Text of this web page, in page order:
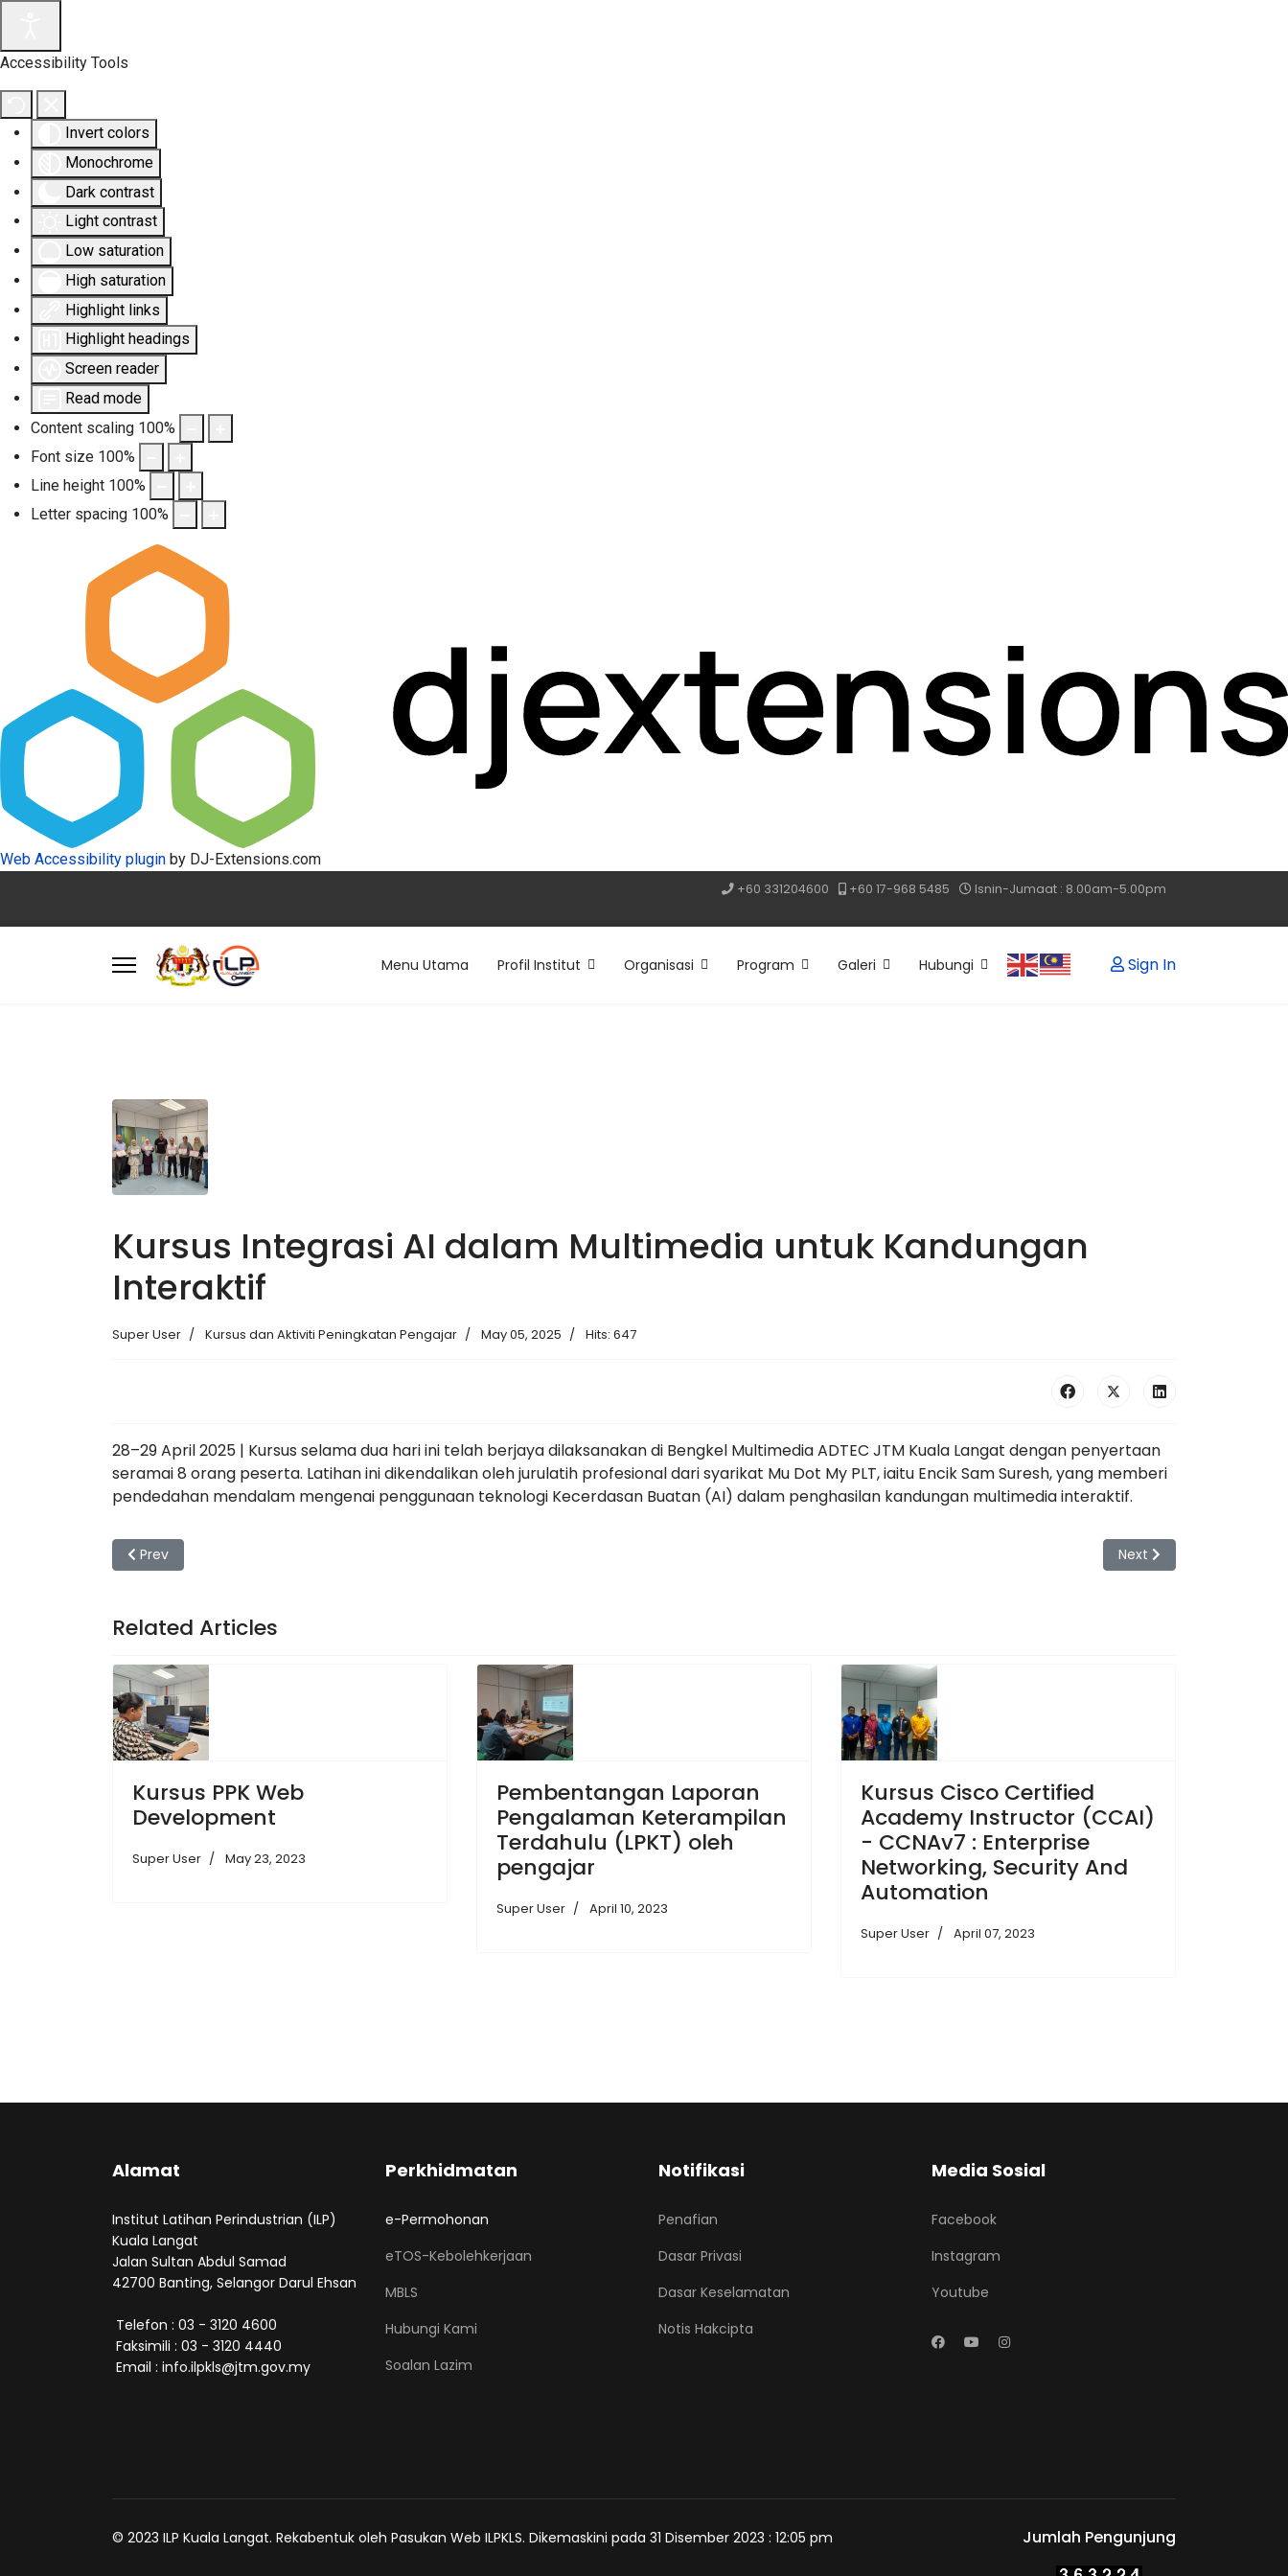
Accessibility Tools
Invert colors
Monochrome
Dark contrast
Light contrast
Low saturation
High saturation
Highlight links
Highlight headings
Screen reader
Read mode
Content scaling 100%
Font size 100%
Line height 100%
Letter spacing 100%
Web Accessibility plugin by DJ-Extensions.com
+60 331204600 +60 17-968 5485 Isnin-Jumaat : 8.00am-5.00pm
Menu Utama Profil Institut Organisasi Program Galeri Hubungi Sign In
Kursus Integrasi AI dalam Multimedia untuk Kandungan
Interaktif
Super User Kursus dan Aktiviti Peningkatan Pengajar May 05, 2025 Hits: 647
28–29 April 2025 | Kursus selama dua hari ini telah berjaya dilaksanakan di Bengkel Multimedia ADTEC JTM Kuala Langat dengan penyertaan
seramai 8 orang peserta. Latihan ini dikendalikan oleh jurulatih profesional dari syarikat Mu Dot My PLT, iaitu Encik Sam Suresh, yang memberi
pendedahan mendalam mengenai penggunaan teknologi Kecerdasan Buatan (AI) dalam penghasilan kandungan multimedia interaktif.
Previous article: Kursus Docker Fundamentals
Prev Next article: Webinar
Next
Related Articles
Kursus PPK Web
Development
Super User May 23, 2023
Pembentangan Laporan
Pengalaman Keterampilan
Terdahulu (LPKT) oleh
pengajar
Super User April 10, 2023
Kursus Cisco Certified
Academy Instructor (CCAI)
- CCNAv7 : Enterprise
Networking, Security And
Automation
Super User April 07, 2023
Alamat
Institut Latihan Perindustrian (ILP)
Kuala Langat
Jalan Sultan Abdul Samad
42700 Banting, Selangor Darul Ehsan
Telefon : 03 - 3120 4600
Faksimili : 03 - 3120 4440
Email : info.ilpkls@jtm.gov.my
Perkhidmatan
e-Permohonan
eTOS-Kebolehkerjaan
MBLS
Hubungi Kami
Soalan Lazim
Notifikasi
Penafian
Dasar Privasi
Dasar Keselamatan
Notis Hakcipta
Media Sosial
Facebook
Instagram
Youtube
© 2023 ILP Kuala Langat. Rekabentuk oleh Pasukan Web ILPKLS. Dikemaskini pada 31 Disember 2023 : 12:05 pm Jumlah Pengunjung